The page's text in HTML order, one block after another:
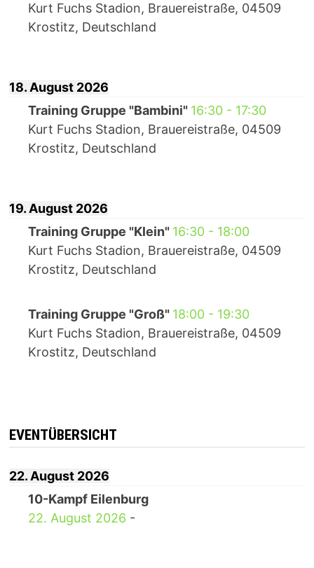
Kurt Fuchs Stadion, Brauereistraße, 04509
Krostitz, Deutschland
18. August 2026
Training Gruppe "Bambini" 16:30- 17:30
Kurt Fuchs Stadion, Brauereistraße, 04509
Krostitz, Deutschland
19. August 2026
Training Gruppe "Klein" 16:30- 18:00
Kurt Fuchs Stadion, Brauereistraße, 04509
Krostitz, Deutschland
Training Gruppe "Groß" 18:00- 19:30
Kurt Fuchs Stadion, Brauereistraße, 04509
Krostitz, Deutschland
EVENTÜBERSICHT
22. August 2026
10-Kampf Eilenburg
22. August 2026 -